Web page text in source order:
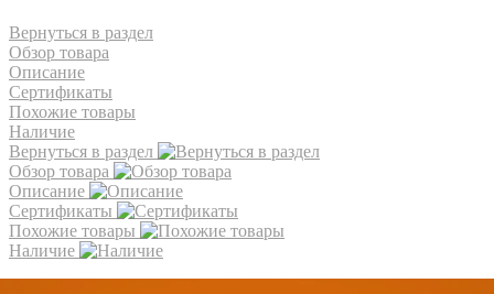
Вернуться в раздел
Обзор товара
Описание
Сертификаты
Похожие товары
Наличие
Вернуться в раздел
Обзор товара
Описание
Сертификаты
Похожие товары
Наличие